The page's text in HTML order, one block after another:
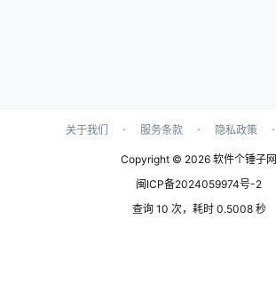
关于我们 · 服务条款 · 隐私政策 ·
Copyright © 2026 软件个锤子网
闽ICP备2024059974号-2
查询 10 次，耗时 0.5008 秒